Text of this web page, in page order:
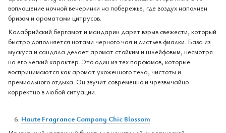
воплощение ночной вечеринки на побережье, где воздух наполнен
бризом и ароматами цитрусов.
Калабрийский бергамот и мандарин дарят взрыв свежести, который
быстро дополняется нотами черного чая и листьев фиалки. База из
мускуса и сандала делает аромат стойким и шлейфовым, несмотря
на его легкий характер. Это один из тех парфюмов, которые
воспринимаются как аромат ухоженного тела, чистоты и
премиального отдыха. Он звучит современно и чрезвычайно
корректно в любой ситуации.
Haute Fragrance Company Chic Blossom